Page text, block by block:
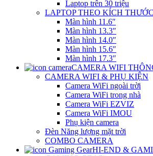
Laptop trên 30 triệu
LAPTOP THEO KÍCH THƯỚC
Màn hình 11.6″
Màn hình 13.3″
Màn hình 14.0″
Màn hình 15.6″
Màn hình 17.3″
CAMERA WIFI
CAMERA WIFI & PHỤ KIỆN
Camera WiFi ngoài trời
Camera WiFi trong nhà
Camera WiFi EZVIZ
Camera WiFi IMOU
Phụ kiện camera
Đèn Năng lượng mặt trời
COMBO CAMERA
HI-END &